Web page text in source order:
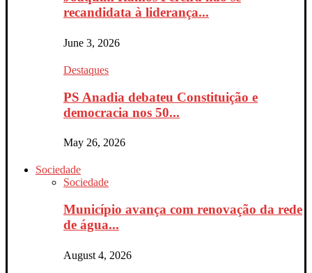
recandidata à liderança...
June 3, 2026
Destaques
PS Anadia debateu Constituição e
democracia nos 50...
May 26, 2026
Sociedade
Sociedade
Município avança com renovação da rede
de água...
August 4, 2026